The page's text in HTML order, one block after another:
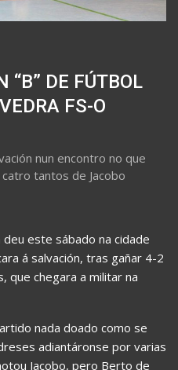
“B” DE FÚTBOL
FS-O
nun encontro no que
tantos de Jacobo
este sábado na cidade
á salvación, tras gañar 4-2
que chegara a militar na
nada doado como se
adiantáronse por varias
Jacobo, pero Berto de